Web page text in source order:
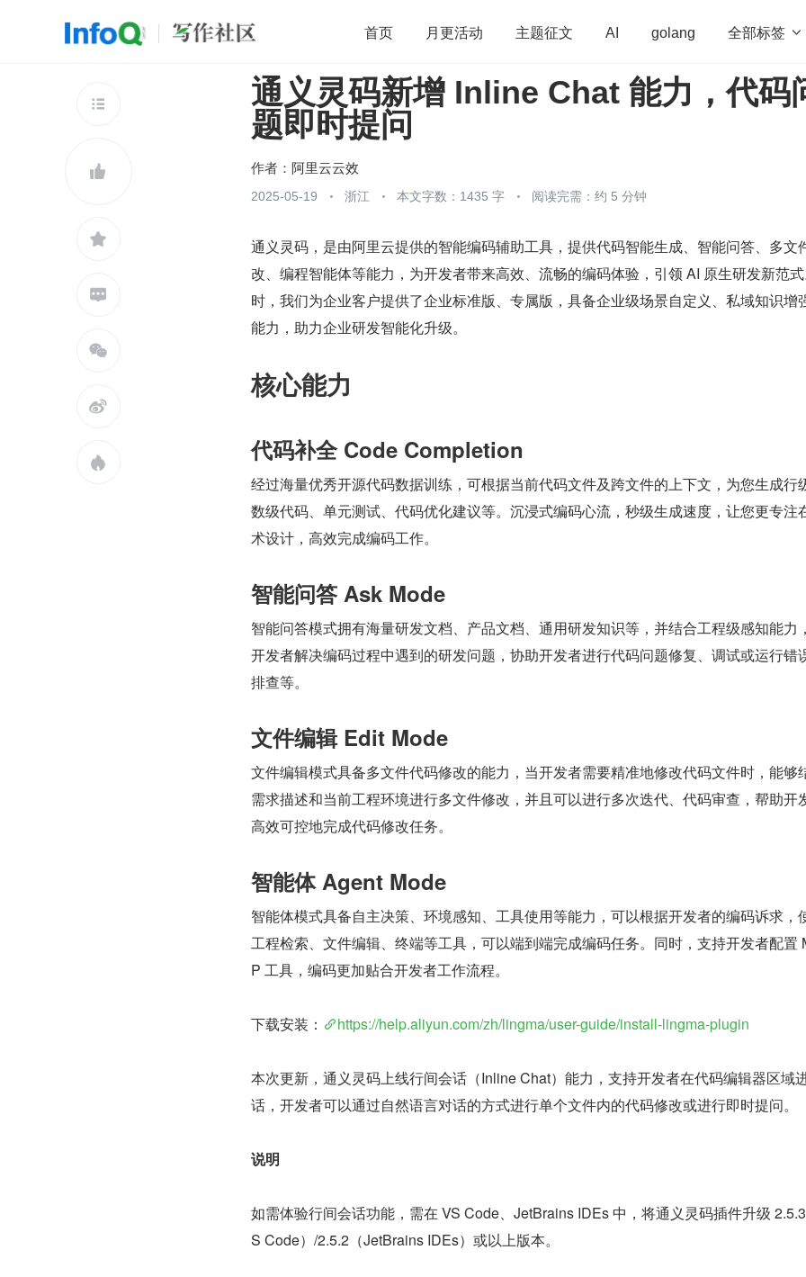
首页 月更活动 主题征文 AI golang 全部标签 
开源 架构 OpenHarmony 算法 学习方法 Web3.0 高
团队管理 程序员
查看更多







通义灵码新增 Inline Chat 能力，代码
题即时提问
作者： 阿里云云效
2025-05-19 浙江 本文字数：1435 字 阅读完需：约 5 分钟
通义灵码，是由阿里云提供的智能编码辅助工具，提供代码智能生成、智能问答、多文
改、编程智能体等能力，为开发者带来高效、流畅的编码体验，引领 AI 原生研发新范
时，我们为企业客户提供了企业标准版、专属版，具备企业级场景自定义、私域知识增
能力，助力企业研发智能化升级。
核心能力
代码补全 Code Completion
经过海量优秀开源代码数据训练，可根据当前代码文件及跨文件的上下文，为您生成行
数级代码、单元测试、代码优化建议等。沉浸式编码心流，秒级生成速度，让您更专注
术设计，高效完成编码工作。
智能问答 Ask Mode
智能问答模式拥有海量研发文档、产品文档、通用研发知识等，并结合工程级感知能力
开发者解决编码过程中遇到的研发问题，协助开发者进行代码问题修复、调试或运行错
排查等。
文件编辑 Edit Mode
文件编辑模式具备多文件代码修改的能力，当开发者需要精准地修改代码文件时，能够
需求描述和当前工程环境进行多文件修改，并且可以进行多次迭代、代码审查，帮助开
高效可控地完成代码修改任务。
智能体 Agent Mode
智能体模式具备自主决策、环境感知、工具使用等能力，可以根据开发者的编码诉求，
工程检索、文件编辑、终端等工具，可以端到端完成编码任务。同时，支持开发者配置
P 工具，编码更加贴合开发者工作流程。
下载安装： https://help.aliyun.com/zh/lingma/user-guide/install-lingma-plugin
本次更新，通义灵码上线行间会话（Inline Chat）能力，支持开发者在代码编辑器区域
话，开发者可以通过自然语言对话的方式进行单个文件内的代码修改或进行即时提问。
说明
如需体验行间会话功能，需在 VS Code、JetBrains IDEs 中，将通义灵码插件升级
S Code）/2.5.2（JetBrains IDEs）或以上版本。